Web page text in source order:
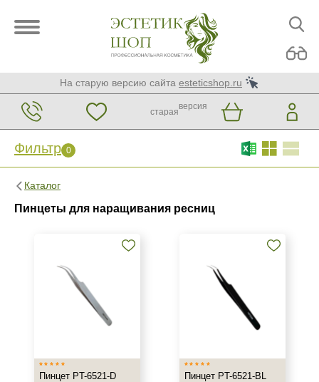
На старую версию сайта esteticshop.ru
старая
версия
Фильтр 0
Каталог
Пинцеты для наращивания ресниц
Фильтр 0
Тип товара
Пинцет PT-6521-D
Пинцет PT-6521-BL